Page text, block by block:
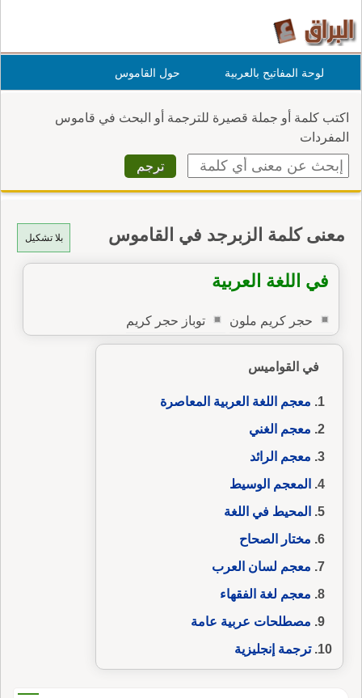
لوحة المفاتيح بالعربية حول القاموس
اكتب كلمة أو جملة قصيرة للترجمة أو البحث في قاموس
المفردات
بلا تشكيل معنى كلمة الزبرجد في القاموس
في اللغة العربية
حجر كريم ملون توباز حجر كريم
في القواميس
معجم اللغة العربية المعاصرة
معجم الغني
معجم الرائد
المعجم الوسيط
المحيط في اللغة
مختار الصحاح
معجم لسان العرب
معجم لغة الفقهاء
مصطلحات عربية عامة
ترجمة إنجليزية